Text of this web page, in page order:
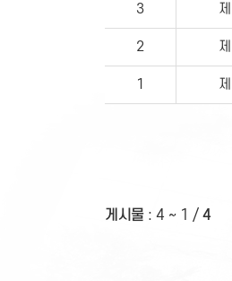
3
2
1
게시물:4 ~ 1 /4